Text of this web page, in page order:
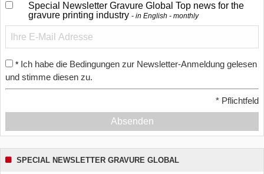
Special Newsletter Gravure Global Top news for the
gravure printing industry
in English - monthly
* Ich habe die Bedingungen zur Newsletter-Anmeldung gelesen
und stimme diesen zu.
* Pflichtfeld
Absenden
SPECIAL NEWSLETTER GRAVURE GLOBAL